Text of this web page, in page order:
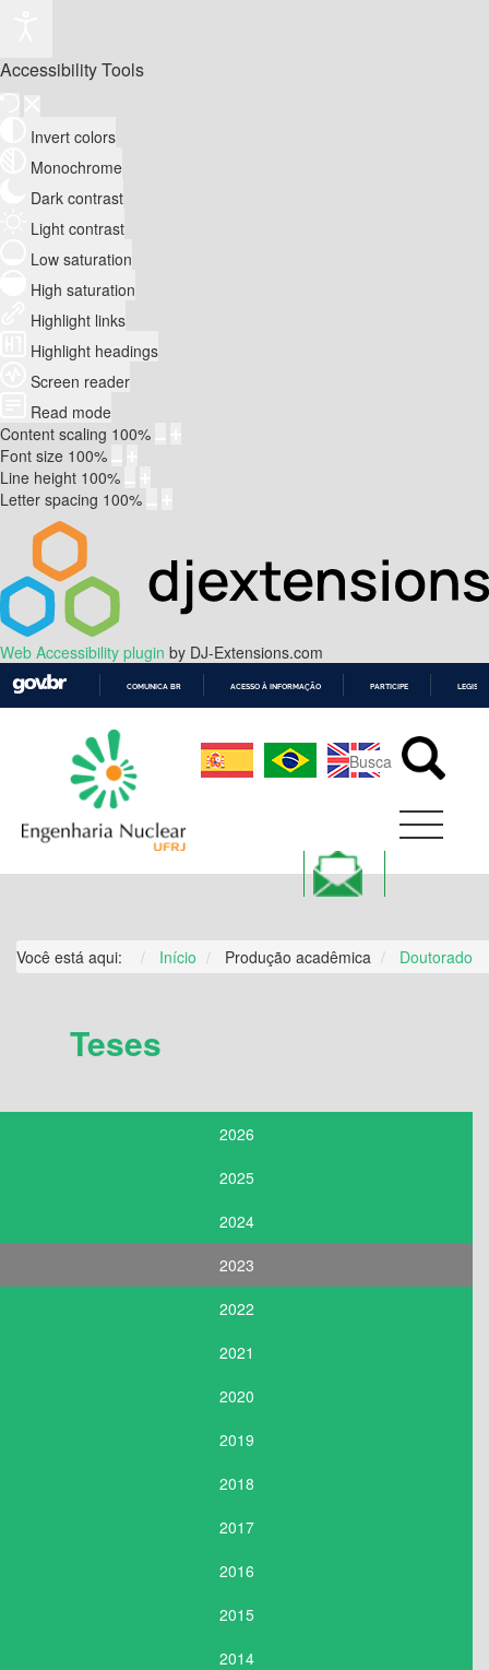
Accessibility Tools
Invert colors
Monochrome
Dark contrast
Light contrast
Low saturation
High saturation
Highlight links
Highlight headings
Screen reader
Read mode
Content scaling 100%
Font size 100%
Line height 100%
Letter spacing 100%
Web Accessibility plugin by DJ-Extensions.com
CONTEÚDO
COMUNICA BR ACESSO À INFORMAÇÃO PARTICIPE
Você está aqui: Início Produção acadêmica Doutorado
Teses
2026
2025
2024
2023
2022
2021
2020
2019
2018
2017
2016
2015
2014